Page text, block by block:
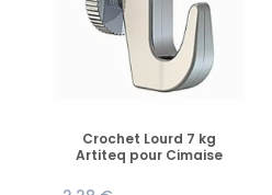
EN STOCK
Crochet Lourd 7 kg
Artiteq pour Cimaise